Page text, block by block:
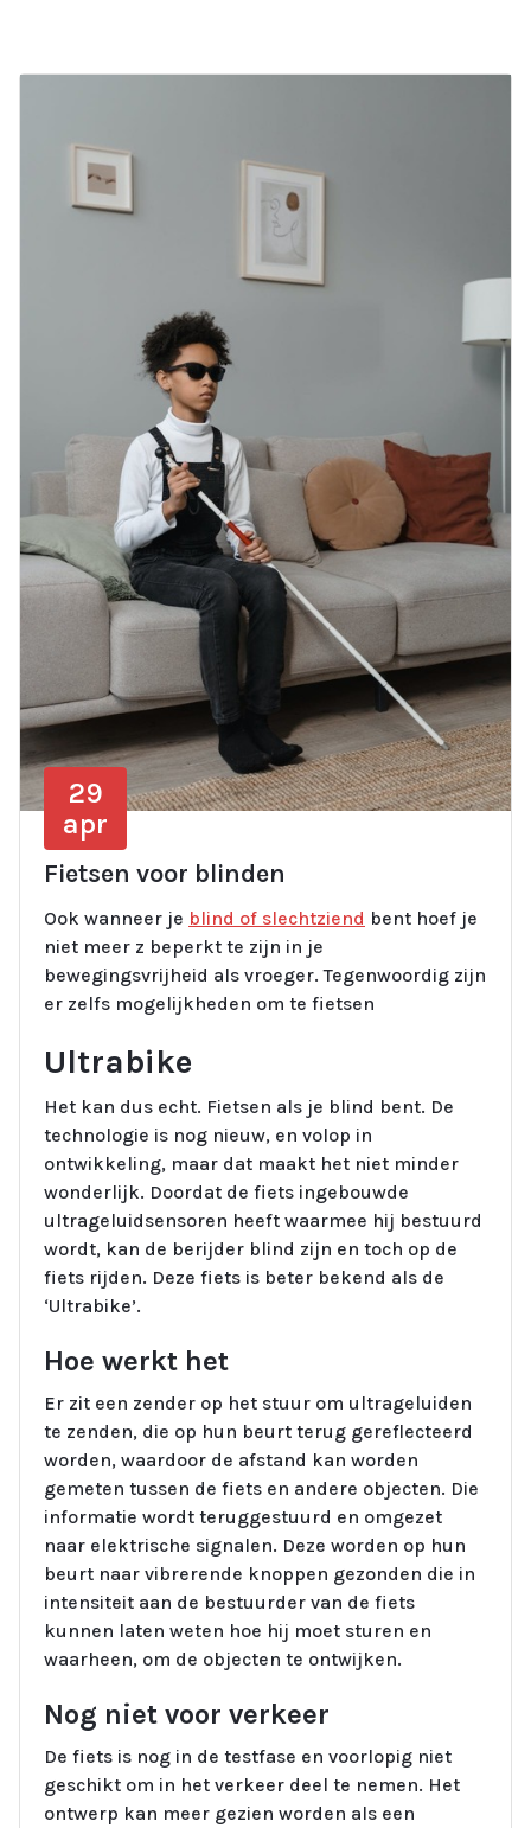
29
apr
Fietsen voor blinden
Ook wanneer je blind of slechtziend bent hoef je
niet meer z beperkt te zijn in je
bewegingsvrijheid als vroeger. Tegenwoordig zijn
er zelfs mogelijkheden om te fietsen
Ultrabike
Het kan dus echt. Fietsen als je blind bent. De
technologie is nog nieuw, en volop in
ontwikkeling, maar dat maakt het niet minder
wonderlijk. Doordat de fiets ingebouwde
ultrageluidsensoren heeft waarmee hij bestuurd
wordt, kan de berijder blind zijn en toch op de
fiets rijden. Deze fiets is beter bekend als de
‘Ultrabike’.
Hoe werkt het
Er zit een zender op het stuur om ultrageluiden
te zenden, die op hun beurt terug gereflecteerd
worden, waardoor de afstand kan worden
gemeten tussen de fiets en andere objecten. Die
informatie wordt teruggestuurd en omgezet
naar elektrische signalen. Deze worden op hun
beurt naar vibrerende knoppen gezonden die in
intensiteit aan de bestuurder van de fiets
kunnen laten weten hoe hij moet sturen en
waarheen, om de objecten te ontwijken.
Nog niet voor verkeer
De fiets is nog in de testfase en voorlopig niet
geschikt om in het verkeer deel te nemen. Het
ontwerp kan meer gezien worden als een